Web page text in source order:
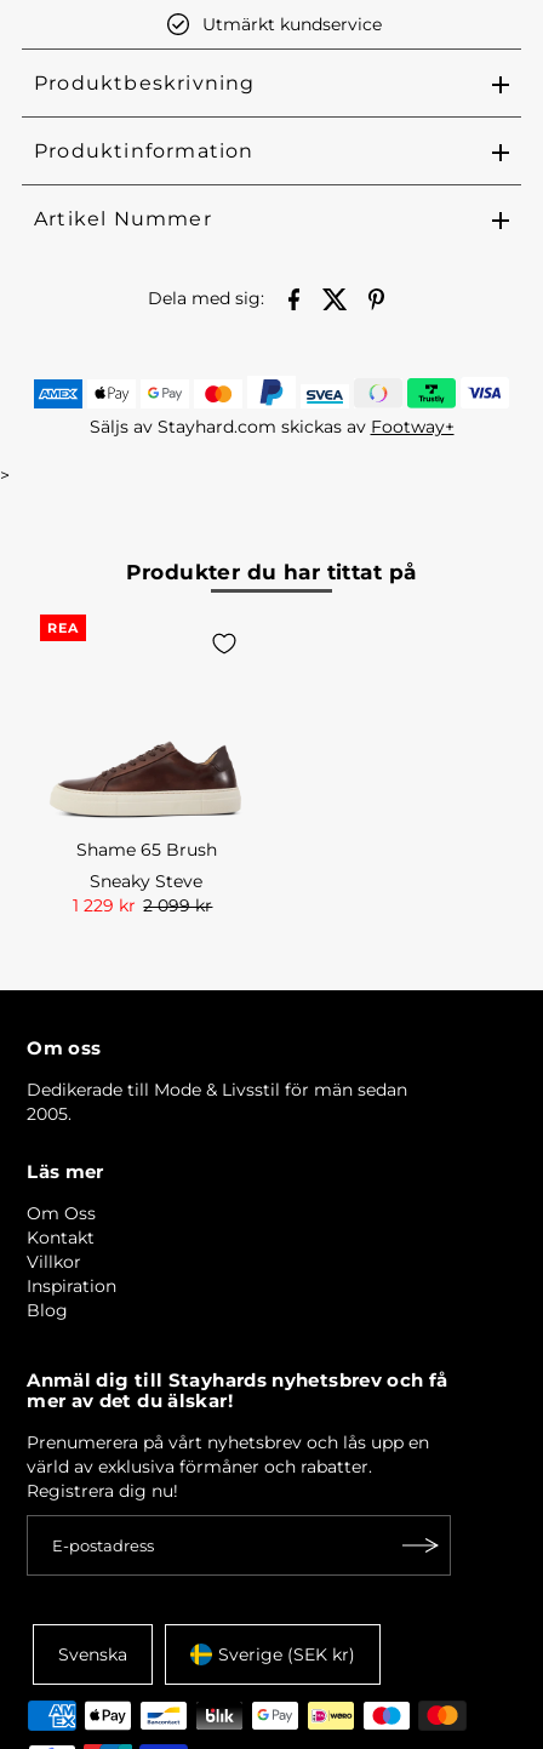
Utmärkt kundservice
Produktbeskrivning
Produktinformation
Artikel Nummer
Dela med sig:
Säljs av Stayhard.com skickas av Footway+
>
Produkter du har tittat på
REA
Shame 65 Brush
Sneaky Steve
1 229 kr 2 099 kr
Om oss
Dedikerade till Mode & Livsstil för män sedan
2005.
Läs mer
Om Oss
Kontakt
Villkor
Inspiration
Blog
Anmäl dig till Stayhards nyhetsbrev och få
mer av det du älskar!
Prenumerera på vårt nyhetsbrev och lås upp en
värld av exklusiva förmåner och rabatter.
Registrera dig nu!
Svenska Sverige (SEK kr)